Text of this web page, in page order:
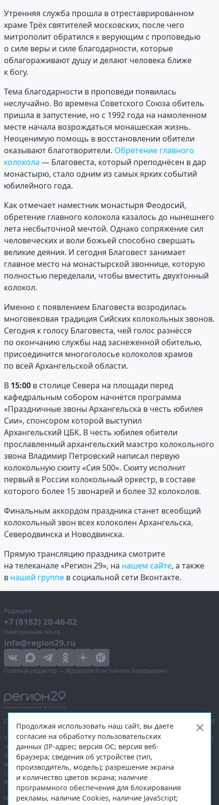
Утренняя служба прошла в отреставрированном
храме Трёх святителей московских, после чего
митрополит обратился к верующим с проповедью
о силе веры и силе благодарности, которые
облагораживают душу и делают человека ближе
к богу.
Тема благодарности в проповеди появилась
неслучайно. Во времена Советского Союза обитель
пришла в запустение, но с 1992 года на намоленном
месте начала возрождаться монашеская жизнь.
Неоценимую помощь в восстановлении обители
оказывают благотворители. Обретение главного
колокола — Благовеста, который преподнёсен в дар
монастырю, стало одним из самых ярких событий
юбилейного года.
Как отмечает наместник монастыря Феодосий,
обретение главного колокола казалось до нынешнего
лета несбыточной мечтой. Однако сопряжение сил
человеческих и воли божьей способно свершать
великие деяния. И сегодня Благовест занимает
главное место на монастырской звоннице, которую
полностью переделали, чтобы вместить двухтонный
колокол.
Именно с появлением Благовеста возродилась
многовековая традиция Сийских колокольных звонов.
Сегодня к голосу Благовеста, чей голос разнёсся
по окончанию службы над заснеженной обителью,
присоединится многоголосье колоколов храмов
по всей Архангельской области.
В 15:00 в столице Севера на площади перед
кафедральным собором начнётся программа
«Праздничные звоны Архангельска в честь юбилея
Сии», спонсором которой выступил
Архангельский ЦБК. В честь юбилея обители
прославленный архангельский маэстро колокольного
звона Владимир Петровский написал первую
колокольную сюиту «Сия 500». Сюиту исполнит
первый в России колокольный оркестр, в составе
которого более 15 звонарей и более 32 колоколов.
Финальным аккордом праздника станет всеобщий
колокольный звон всех колоколен Архангельска,
Северодвинска и Новодвинска.
Прямую трансляцию праздника смотрите
на телеканале «Регион 29», на нашем сайте, а также
в нашей группе в социальной сети Вконтакте.
Редакция
+7 (8182) 20-46-02
Электронная почта
info@region29.ru
Главный редактор — Журавлёв Константин Валерьевич
Сетевое издание «Информационное агентство Регион 29»,
© 2016–2026
Учредитель — общество с ограниченной ответственностью «Агентство
«Правда Севера».
Выписка из реестра зарегистрированных средств массовой
информации: ЭЛ № ФС 77-74226 от 09.11.2018 выдано Федеральной
службой по надзору в сфере связи, информационных технологий
и массовых коммуникаций (Роскомнадзор).
При полном или частичном использовании любых материалов
Продолжая использовать наш сайт, вы даете
согласие на обработку пользовательских
данных (IP-адрес; версия ОС; версия веб-
браузера; сведения об устройстве (тип,
производитель, модель); разрешение экрана
и количество цветов экрана; наличие
программного обеспечения для блокирования
рекламы, наличие Cookies, наличие JavaScript;